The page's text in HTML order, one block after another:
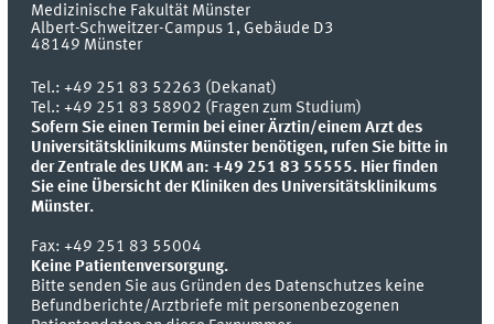
Medizinische Fakultät Münster
Albert-Schweitzer-Campus 1, Gebäude D3
48149 Münster
Tel.:+49 251 83 52263 (Dekanat)
Tel.: +49 251 83 58902 (Fragen zum Studium)
Sofern Sie einen Termin bei einer Ärztin/einem Arzt des
Universitätsklinikums Münster benötigen, rufen Sie bitte in
der Zentrale des UKM an: +49 251 83 55555. Hier finden
Sie eine Übersicht der Kliniken des Universitätsklinikums
Münster.
Fax:+49 251 83 55004
Keine Patientenversorgung.
Bitte senden Sie aus Gründen des Datenschutzes keine
Befundberichte/Arztbriefe mit personenbezogenen